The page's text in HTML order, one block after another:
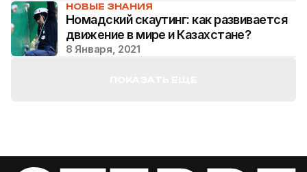
НОВЫЕ ЗНАНИЯ
Номадский скаутинг: как развивается
движение в мире и Казахстане?
8 Января, 2021